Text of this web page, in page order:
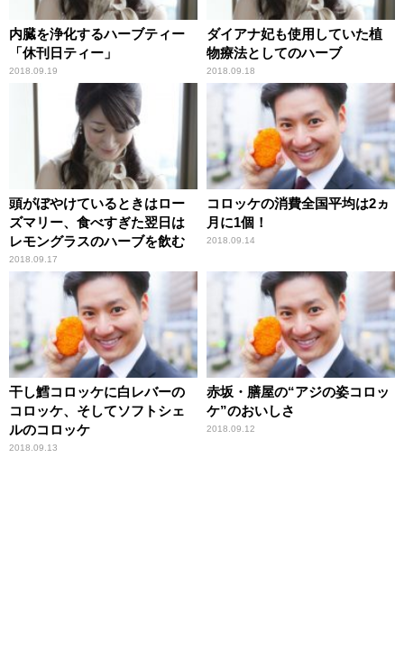
内臓を浄化するハーブティー
「休刊日ティー」
2018.09.19
ダイアナ妃も使用していた植
物療法としてのハーブ
2018.09.18
頭がぼやけているときはロー
ズマリー、食べすぎた翌日は
レモングラスのハーブを飲む
2018.09.17
コロッケの消費全国平均は2ヵ
月に1個！
2018.09.14
干し鱈コロッケに白レバーの
コロッケ、そしてソフトシェ
ルのコロッケ
2018.09.13
赤坂・膳屋の“アジの姿コロッ
ケ”のおいしさ
2018.09.12